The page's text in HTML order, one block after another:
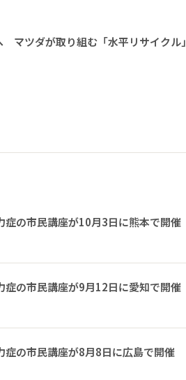
マツダが取り組む「水平リサイクル」
の市民講座が10月3日に熊本で開催
の市民講座が9月12日に愛知で開催
の市民講座が8月8日に広島で開催